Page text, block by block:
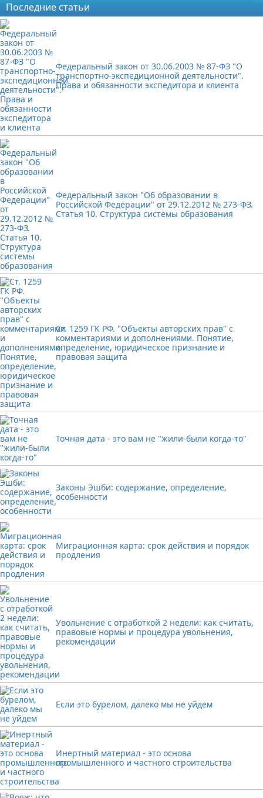
Последние статьи
Федеральный закон от 30.06.2003 № 87-ФЗ "О
транспортно-экспедиционной деятельности".
Права и обязанности экспедитора и клиента
Федеральный закон "Об образовании в
Российской Федерации" от 29.12.2012 № 273-ФЗ.
Статья 10. Структура системы образования
Ст. 1259 ГК РФ. "Объекты авторских прав" с
комментариями и дополнениями. Понятие,
определение, юридическое признание и
правовая защита
Точная дата - это вам не "жили-были когда-то"
Законы Эшби: содержание, определение,
особенности
Миграционная карта: срок действия и порядок
продления
Увольнение с отработкой 2 недели: как считать,
правовые нормы и процедура увольнения,
рекомендации
Если это бурелом, далеко мы не уйдем
Инертный материал - это основа
промышленного и частного строительства